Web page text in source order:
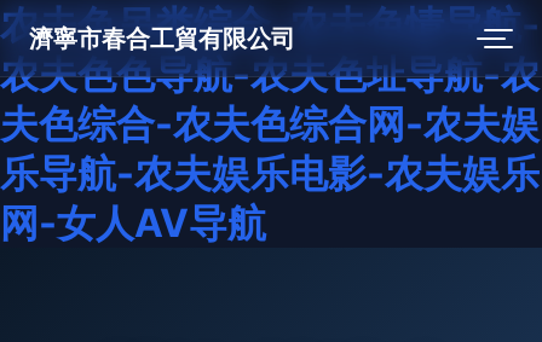
农夫色另类综合-农夫色情导航-
农夫色色导航-农夫色址导航-农
夫色综合-农夫色综合网-农夫娱
乐导航-农夫娱乐电影-农夫娱乐
网-女人AV导航
濟寧市春合工貿有限公司